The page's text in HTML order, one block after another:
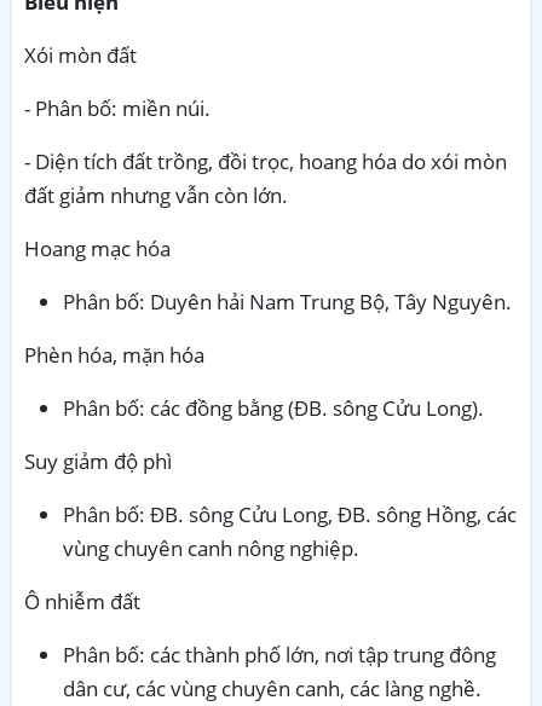
Xói mòn đất
- Phân bố: miền núi.
- Diện tích đất trồng, đồi trọc, hoang hóa do xói mòn
đất giảm nhưng vẫn còn lớn.
Hoang mạc hóa
Phân bố: Duyên hải Nam Trung Bộ, Tây Nguyên.
Phèn hóa, mặn hóa
Phân bố: các đồng bằng (ĐB. sông Cửu Long).
Suy giảm độ phì
Phân bố: ĐB. sông Cửu Long, ĐB. sông Hồng, các
vùng chuyên canh nông nghiệp.
Ô nhiễm đất
Phân bố: các thành phố lớn, nơi tập trung đông
dân cư, các vùng chuyên canh, các làng nghề.